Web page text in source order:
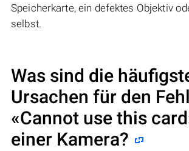
Speicherkarte, ein defektes Objektiv
selbst.
Was sind die
Ursachen für den
«Cannot use this
einer Kamera?